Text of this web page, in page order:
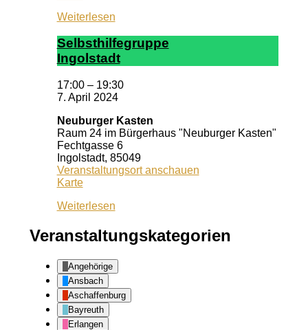
Weiterlesen
Selbst­hil­fe­grup­pe
In­gol­stadt
17:00 – 19:30
7. April 2024
Neuburger Kasten
Raum 24 im Bürgerhaus "Neuburger Kasten"
Fechtgasse 6
Ingolstadt, 85049
Veranstaltungsort anschauen
KarteNeuburger
Weiterlesen
Veranstaltungskategorien
Angehörige
Ansbach
Aschaffenburg
Bayreuth
Erlangen